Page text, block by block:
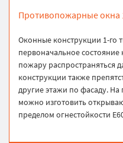
Противопожарные окна
Оконные конструкции 1-го
первоначальное
пожару распространяться
конструкции также
другие этажи по фасаду.
можно изготовить
пределом огнестойкости